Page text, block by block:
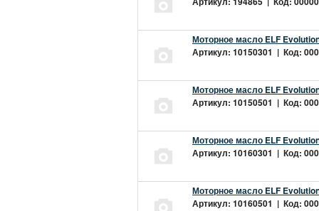
Моторное масло ELF
Артикул: 10150301 | Код:
Моторное масло ELF
Артикул: 10150501 | Код:
Моторное масло ELF
Артикул: 10160301 | Код:
Моторное масло ELF
Артикул: 10160501 | Код: